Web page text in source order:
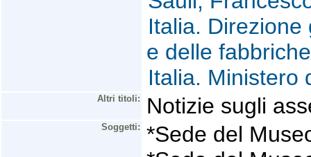
Italia.
e delle
Italia. Ministero
Altri titoli: Notizie sugli
Soggetti:
*Sede del